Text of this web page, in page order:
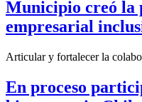
Municipio creó la
empresarial
Articular y fortalecer la
En proceso